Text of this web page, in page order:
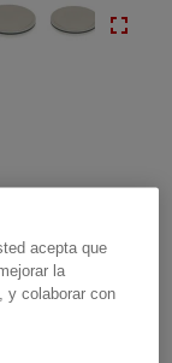
de diodos
acepta que
la
y colaborar con